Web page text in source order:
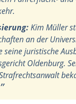
Kim Müller
an der
seine juristische
Oldenburg.
”